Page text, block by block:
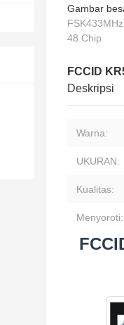
Gambar
48 Chip
FCCID
Deskripsi
Warna:
UKURAN:
Kualitas:
Menyoroti: